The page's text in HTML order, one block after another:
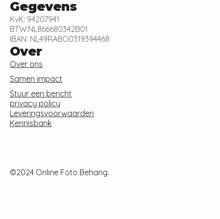
Gegevens
KvK: 94207941
BTW:NL866680342B01
IBAN: NL49RABO0319394468
Over
Over ons
Samen impact
Stuur een bericht
privacy policy
Leveringsvoorwaarden
Kennisbank
©2024 Online Foto Behang.